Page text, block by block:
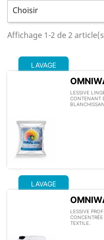
Choisir
Affichage 1-2 de 2
LAVAGE
LESSIVE
CONTENANT
LAVAGE
LESSIVE
TEXTILE.